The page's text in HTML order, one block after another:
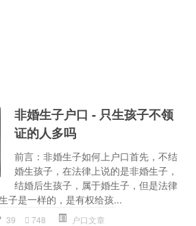
非婚生子户口 - 只生孩子不领
证的人多吗
前言：非婚生子如何上户口首先，不结
婚生孩子，在法律上说的是非婚生子，
结婚后生孩子，属于婚生子，但是法律
子是一样的，是有权给孩...
39 748 户口文章